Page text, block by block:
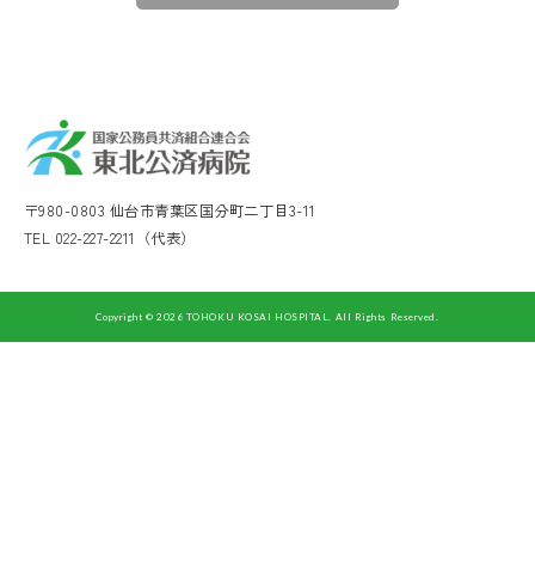
〒980-0803 仙台市青葉区国分町二丁目3-11
TEL 022-227-2211（代表）
Copyright © 2026 TOHOKU KOSAI HOSPITAL. All Rights Reserved.